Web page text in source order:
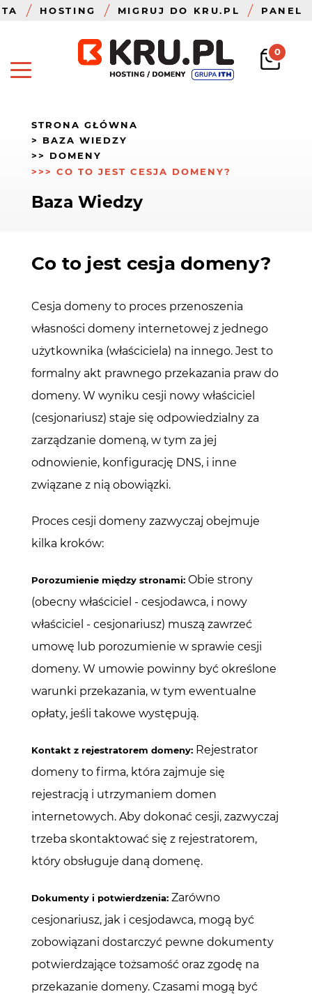
HOSTING MIGRUJ DO KRU.PL PANEL
0
STRONA GŁÓWNA
BAZA WIEDZY
DOMENY
CO TO JEST CESJA DOMENY?
Baza Wiedzy
Co to jest cesja domeny?
Cesja domeny to proces przenoszenia
własności domeny internetowej z jednego
użytkownika (właściciela) na innego. Jest to
formalny akt prawnego przekazania praw do
domeny. W wyniku cesji nowy właściciel
(cesjonariusz) staje się odpowiedzialny za
zarządzanie domeną, w tym za jej
odnowienie, konfigurację DNS, i inne
związane z nią obowiązki.
Proces cesji domeny zazwyczaj obejmuje
kilka kroków:
Porozumienie między stronami: Obie strony
(obecny właściciel - cesjodawca, i nowy
właściciel - cesjonariusz) muszą zawrzeć
umowę lub porozumienie w sprawie cesji
domeny. W umowie powinny być określone
warunki przekazania, w tym ewentualne
opłaty, jeśli takowe występują.
Kontakt z rejestratorem domeny: Rejestrator
domeny to firma, która zajmuje się
rejestracją i utrzymaniem domen
internetowych. Aby dokonać cesji, zazwyczaj
trzeba skontaktować się z rejestratorem,
który obsługuje daną domenę.
Dokumenty i potwierdzenia:Zarówno
cesjonariusz, jak i cesjodawca, mogą być
zobowiązani dostarczyć pewne dokumenty
potwierdzające tożsamość oraz zgodę na
przekazanie domeny. Czasami mogą być